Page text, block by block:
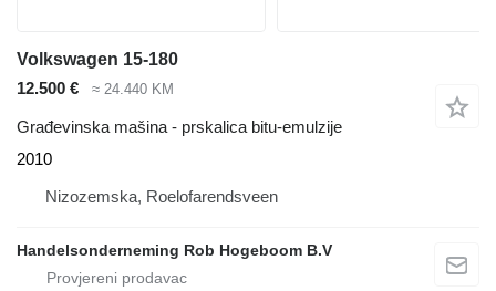
Volkswagen 15-180
12.500 €
≈ 24.440 KM
Građevinska mašina - prskalica bitu-emulzije
2010
Nizozemska, Roelofarendsveen
Handelsonderneming Rob Hogeboom B.V